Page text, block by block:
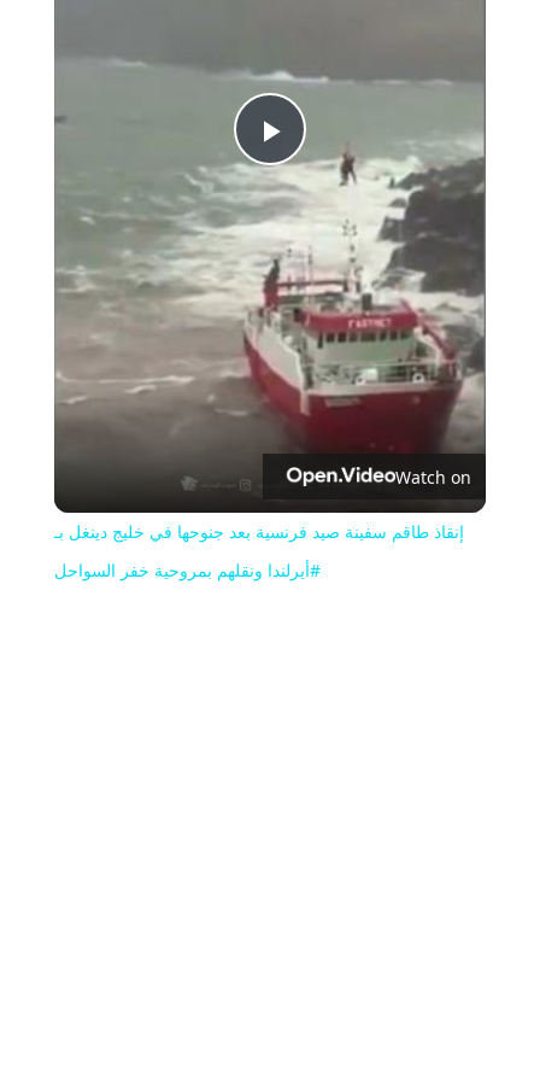
Play
Video
Watch on
إنقاذ طاقم سفينة صيد فرنسية بعد جنوحها في خليج دينغل بـ
#أيرلندا ونقلهم بمروحية خفر السواحل